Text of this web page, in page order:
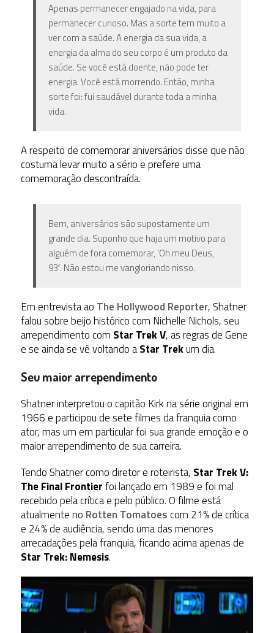
Apenas permanecer engajado na vida, para
permanecer curioso. Mas a sorte tem muito a
ver com a saúde. A energia da sua vida, a
energia da alma do seu corpo é um produto da
saúde. Se você está doente, não pode ter
energia. Você está morrendo. Então, minha
sorte foi: fui saudável durante toda a minha
vida.
A respeito de comemorar aniversários disse que não
costuma levar muito a sério e prefere uma
comemoração descontraída.
Bem, aniversários são supostamente um
grande dia. Suponho que haja um motivo para
alguém de fora comemorar, ‘Oh meu Deus,
93′. Não estou me vangloriando nisso.
Em entrevista ao The Hollywood Reporter, Shatner
falou sobre beijo histórico com Nichelle Nichols, seu
arrependimento com Star Trek V, as regras de Gene
e se ainda se vê voltando aStar Trekum dia.
Seu maior arrependimento
Shatner interpretou o capitão Kirk na série original em
1966 e participou de sete filmes da franquia como
ator, mas um em particular foi sua grande emoção e o
maior arrependimento de sua carreira.
Tendo Shatner como diretor e roteirista, Star Trek V:
The Final Frontierfoi lançado em 1989 e foi mal
recebido pela crítica e pelo público. O filme está
atualmente no Rotten Tomatoescom 21% de crítica
e 24% de audiência, sendo uma das menores
arrecadações pela franquia, ficando acima apenas de
Star Trek: Nemesis.